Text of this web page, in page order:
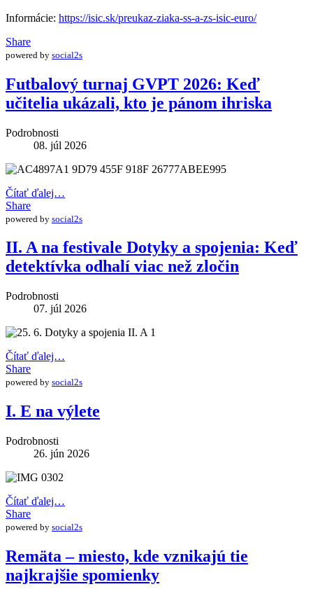
Informácie: https://isic.sk/preukaz-ziaka-ss-a-zs-isic-euro/
Share
powered by social2s
Futbalový turnaj GVPT 2026: Keď
učitelia ukázali, kto je pánom ihriska
Podrobnosti
08. júl 2026
Čítať ďalej…
Share
powered by social2s
II. A na festivale Dotyky a spojenia: Keď
detektívka odhalí viac než zločin
Podrobnosti
07. júl 2026
Čítať ďalej…
Share
powered by social2s
I. E na výlete
Podrobnosti
26. jún 2026
Čítať ďalej…
Share
powered by social2s
Remäta – miesto, kde vznikajú tie
najkrajšie spomienky